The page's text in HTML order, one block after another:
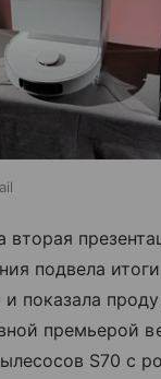
подвела
показала
премьерой
S70 с